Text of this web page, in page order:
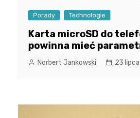
Porady Technologie
Karta microSD do
powinna mieć
Norbert Jankowski 23